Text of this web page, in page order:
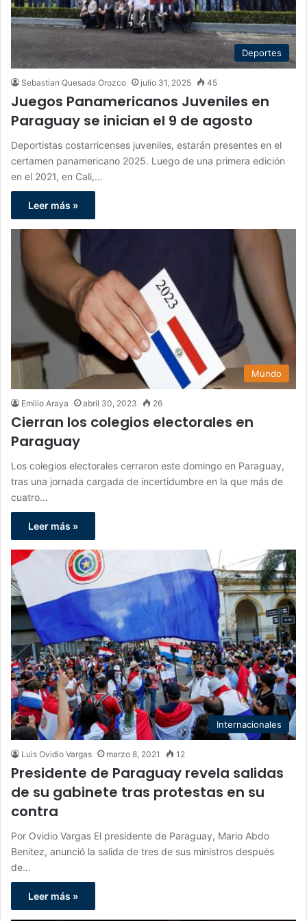
Deportes
Sebastian Quesada Orozco julio 31, 2025 45
Juegos Panamericanos Juveniles en
Paraguay se inician el 9 de agosto
Deportistas costarricenses juveniles, estarán presentes en el
certamen panamericano 2025. Luego de una primera edición
en el 2021, en Cali,…
Leer más »
Mundo
Emilio Araya abril 30, 2023 26
Cierran los colegios electorales en
Paraguay
Los colegios electorales cerraron este domingo en Paraguay,
tras una jornada cargada de incertidumbre en la que más de
cuatro…
Leer más »
Internacionales
Luis Ovidio Vargas marzo 8, 2021 12
Presidente de Paraguay revela salidas
de su gabinete tras protestas en su
contra
Por Ovidio Vargas El presidente de Paraguay, Mario Abdo
Benitez, anunció la salida de tres de sus ministros después
de…
Leer más »